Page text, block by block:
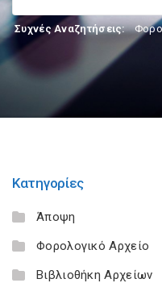
Συχνές Αναζητήσεις:
Κατηγορίες
Άποψη
Φορολογικό Αρχείο
Βιβλιοθήκη Αρχείων